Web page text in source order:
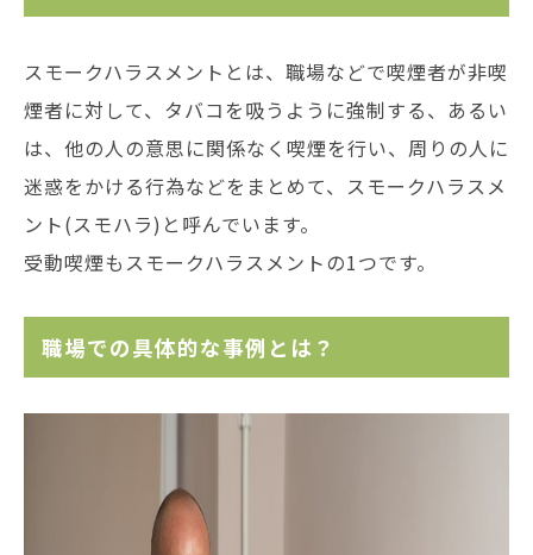
スモークハラスメントとは、職場などで喫煙者が非喫
煙者に対して、タバコを吸うように強制する、あるい
は、他の人の意思に関係なく喫煙を行い、周りの人に
迷惑をかける行為などをまとめて、スモークハラスメ
ント(スモハラ)と呼んでいます。
受動喫煙もスモークハラスメントの1つです。
職場での具体的な事例とは？